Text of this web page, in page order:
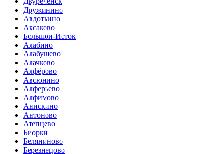
Дружинино
Авдотьино
Аксаково
Большой-Исток
Алабино
Алабушево
Алачково
Алфёрово
Авсюнино
Алферьево
Алфимово
Анискино
Антоново
Атепцево
Биорки
Беляниново
Березнецово